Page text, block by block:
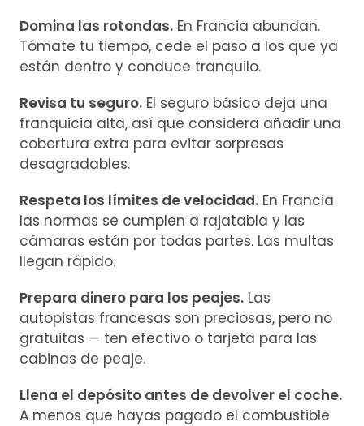
Domina las rotondas. En Francia abundan.
Tómate tu tiempo, cede el paso a los que ya
están dentro y conduce tranquilo.
Revisa tu seguro. El seguro básico deja una
franquicia alta, así que considera añadir una
cobertura extra para evitar sorpresas
desagradables.
Respeta los límites de velocidad. En Francia
las normas se cumplen a rajatabla y las
cámaras están por todas partes. Las multas
llegan rápido.
Prepara dinero para los peajes. Las
autopistas francesas son preciosas, pero no
gratuitas — ten efectivo o tarjeta para las
cabinas de peaje.
Llena el depósito antes de devolver el coche.
A menos que hayas pagado el combustible